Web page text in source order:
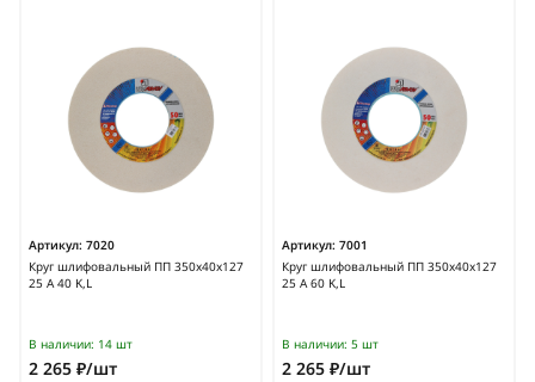
Артикул: 7020
Круг шлифовальный ПП 350х40х127
25 А 40 K,L
В наличии: 14 шт
2 265 ₽/шт
Артикул: 7001
Круг шлифовальный ПП 350х40х127
25 А 60 K,L
В наличии: 5 шт
2 265 ₽/шт